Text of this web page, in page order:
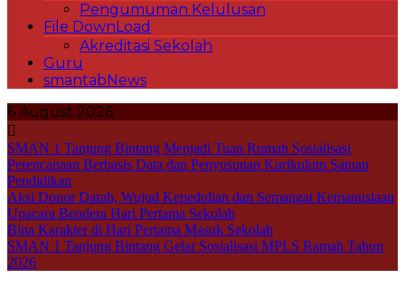
Pengumuman Kelulusan
File DownLoad
Akreditasi Sekolah
Guru
smantabNews
6 August 2026
SMAN 1 Tanjung Bintang Menjadi Tuan Rumah Sosialisasi
Perencanaan Berbasis Data dan Penyusunan Kurikulum Satuan
Pendidikan
Aksi Donor Darah, Wujud Kepedulian dan Semangat Kemanusiaan
Upacara Bendera Hari Pertama Sekolah
Bina Karakter di Hari Pertama Masuk Sekolah
SMAN 1 Tanjung Bintang Gelar Sosialisasi MPLS Ramah Tahun
2026